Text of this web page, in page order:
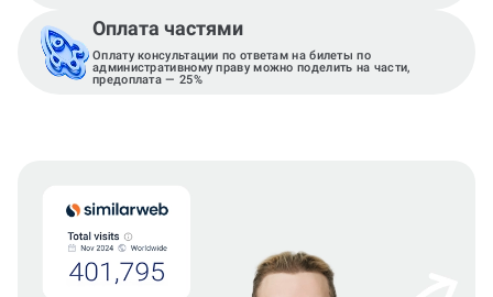
Оплата частями
Оплату консультации по ответам на билеты по
административному праву можно поделить на части,
предоплата — 25%